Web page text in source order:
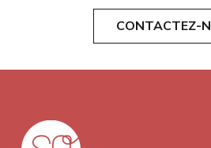
CONTACTEZ-